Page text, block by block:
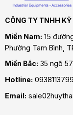
CÔNG TY TNHH
Miền Nam: 15
Phường Tam Bình ,
Miền Bắc: 35 ngõ
Hotline:
Email: